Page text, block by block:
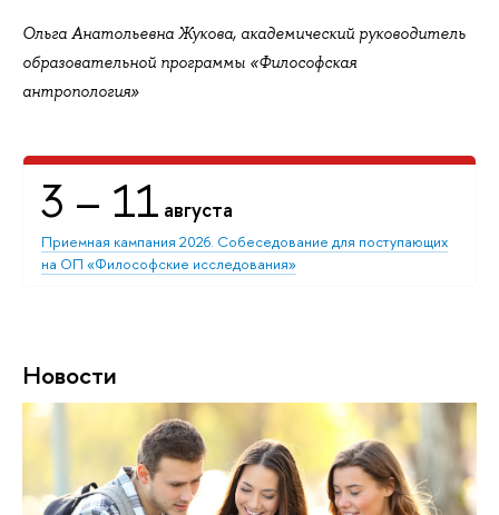
Ольга Анатольевна Жукова, академический руководитель
образовательной программы «Философская
антропология»
3 – 11 августа
Приемная кампания 2026. Собеседование для поступающих
на ОП «Философские исследования»
Новости